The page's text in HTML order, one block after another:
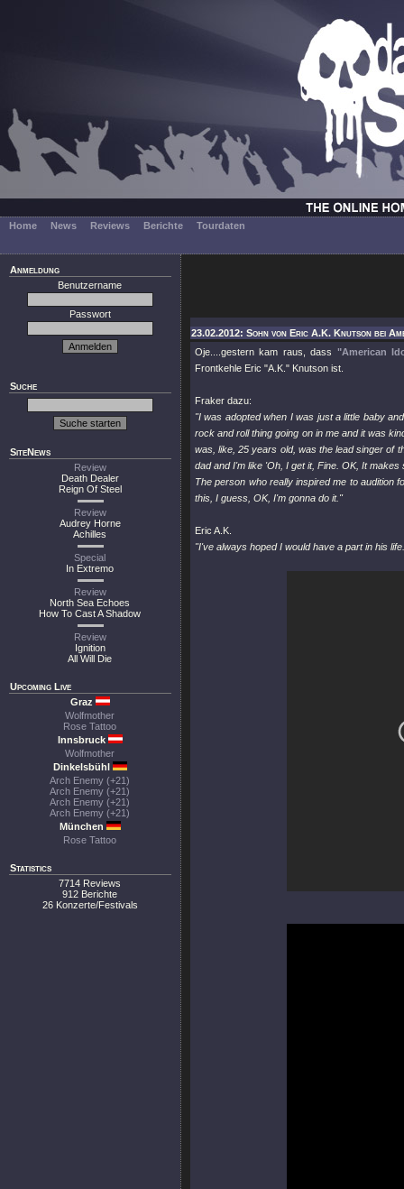
Home News Reviews Berichte Tourdaten
Anmeldung
Benutzername
Passwort
Suche
SiteNews
Review
Death Dealer
Reign Of Steel
Review
Audrey Horne
Achilles
Special
In Extremo
Review
North Sea Echoes
How To Cast A Shadow
Review
Ignition
All Will Die
Upcoming Live
Graz
Wolfmother
Rose Tattoo
Innsbruck
Wolfmother
Dinkelsbühl
Arch Enemy (+21)
Arch Enemy (+21)
Arch Enemy (+21)
Arch Enemy (+21)
München
Rose Tattoo
Statistics
7714 Reviews
912 Berichte
26 Konzerte/Festivals
23.02.2012: Sohn von Eric A.K. Knutson bei
Oje....gestern kam raus, dass "American
Frontkehle Eric "A.K." Knutson ist.
Fraker dazu:
"I was adopted when I was just a little baby
rock and roll thing going on in me and it was
was, like, 25 years old, was the lead singer of
dad and I'm like 'Oh, I get it, Fine. OK, It makes
The person who really inspired me to audition
this, I guess, OK, I'm gonna do it."
Eric A.K.
"I've always hoped I would have a part in his